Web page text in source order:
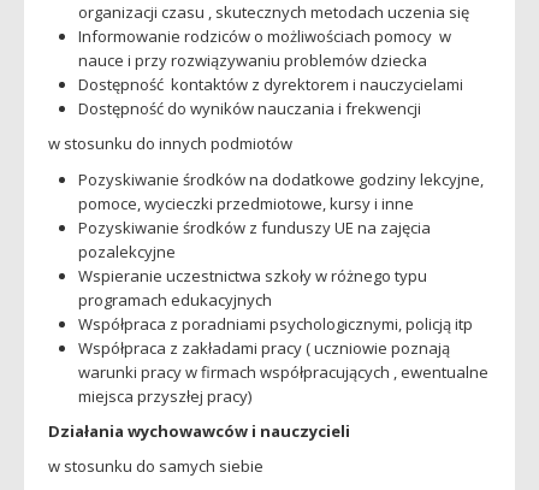
organizacji czasu , skutecznych metodach uczenia się
Informowanie rodziców o możliwościach pomocy w
nauce i przy rozwiązywaniu problemów dziecka
Dostępność kontaktów z dyrektorem i nauczycielami
Dostępność do wyników nauczania i frekwencji
w stosunku do innych podmiotów
Pozyskiwanie środków na dodatkowe godziny lekcyjne,
pomoce, wycieczki przedmiotowe, kursy i inne
Pozyskiwanie środków z funduszy UE na zajęcia
pozalekcyjne
Wspieranie uczestnictwa szkoły w różnego typu
programach edukacyjnych
Współpraca z poradniami psychologicznymi, policją itp
Współpraca z zakładami pracy ( uczniowie poznają
warunki pracy w firmach współpracujących , ewentualne
miejsca przyszłej pracy)
Działania wychowawców i nauczycieli
w stosunku do samych siebie